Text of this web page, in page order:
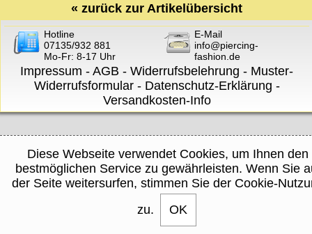
« zurück zur Artikelübersicht
Hotline
07135/932 881
Mo-Fr: 8-17 Uhr
E-Mail
info@piercing-
fashion.de
Impressum - AGB - Widerrufsbelehrung - Muster-
Widerrufsformular- Datenschutz-Erklärung -
Versandkosten-Info
Diese Webseite verwendet Cookies, um Ihnen den
bestmöglichen Service zu gewährleisten. Wenn Sie
der Seite weitersurfen, stimmen Sie der Cookie-
zu.
OK